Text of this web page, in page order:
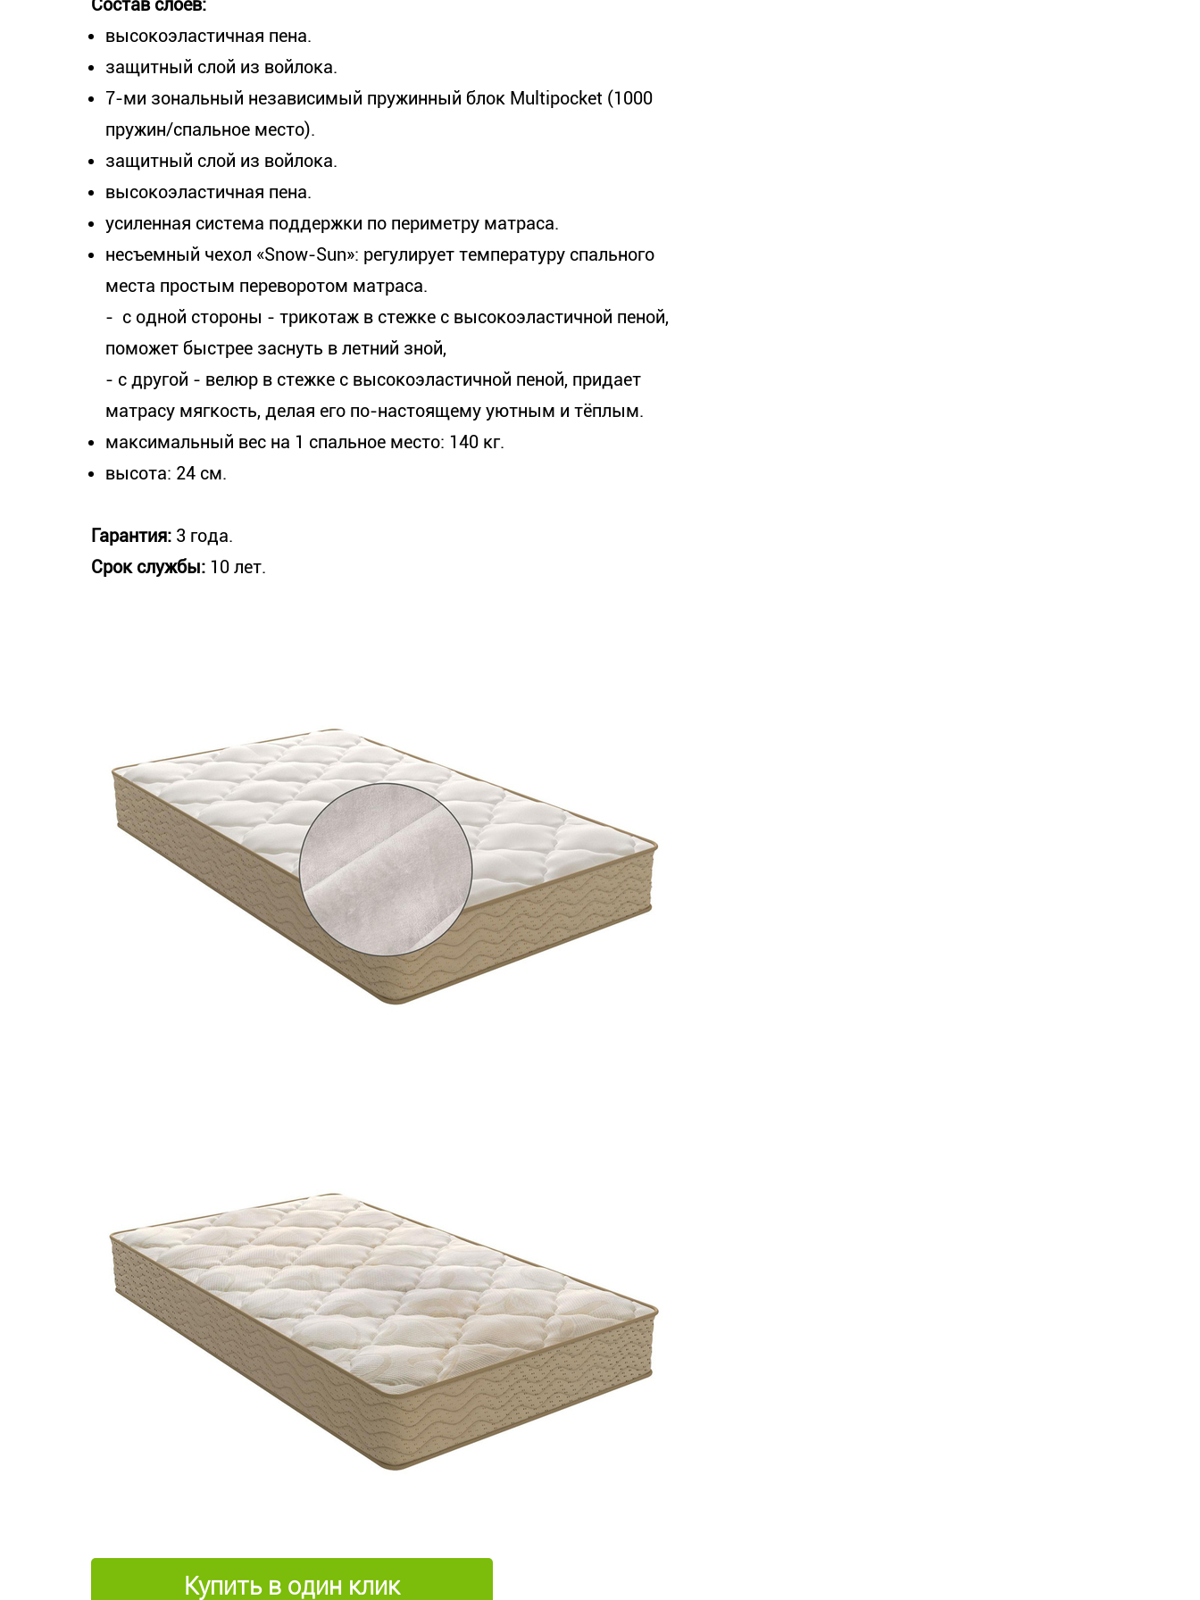
Состав слоев:
высокоэластичная пена.
защитный слой из войлока.
7-ми зональный независимый пружинный блок Multipocket (1000
пружин/спальное место).
защитный слой из войлока.
высокоэластичная пена.
усиленная система поддержки по периметру матраса.
несъемный чехол «Snow-Sun»: регулирует температуру спального
места простым переворотом матраса.
- с одной стороны - трикотаж в стежке с высокоэластичной пеной,
поможет быстрее заснуть в летний зной,
- с другой - велюр в стежке с высокоэластичной пеной, придает
матрасу мягкость, делая его по-настоящему уютным и тёплым.
максимальный вес на 1 спальное место: 140 кг.
высота: 24 см.
Гарантия: 3 года.
Срок службы: 10 лет.
Купить в один клик